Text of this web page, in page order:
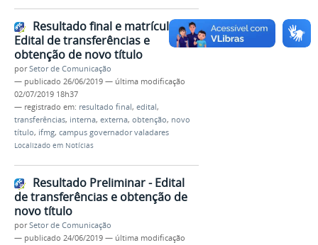
Resultado final e matrícula -
Edital de transferências e
obtenção de novo título
porSetor de Comunicação
— publicado 26/06/2019 — última modificação
02/07/2019 18h37
— registrado em: resultado final, edital,
transferências, interna, externa, obtenção, novo
título, ifmg, campus governador valadares
Localizado em Notícias
Resultado Preliminar - Edital
de transferências e obtenção de
novo título
porSetor de Comunicação
— publicado 24/06/2019 — última modificação